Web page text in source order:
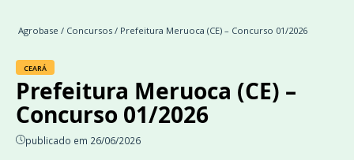
Agrobase / Concursos / Prefeitura Meruoca (CE) – Concurso 01/2026
CEARÁ
Prefeitura Meruoca (CE) –
Concurso 01/2026
publicado em 26/06/2026